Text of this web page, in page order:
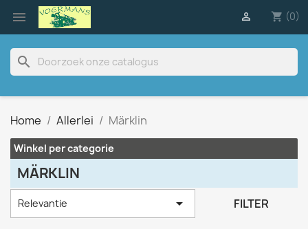
 shopping_cart (0)

search
Home Allerlei Märklin
Winkel per categorie
MÄRKLIN
Relevantie  FILTER